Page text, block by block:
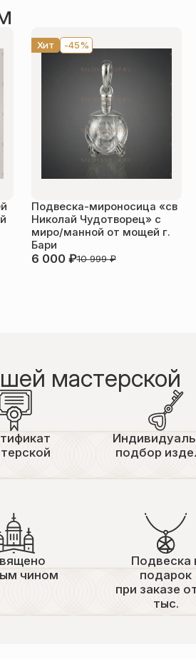
Хит -45%
Подвеска-мироносица «св
Николай Чудотворец» с
миро/манной от мощей г.
Бари
6 000 ₽10 999₽
мастерской
подбор
чином
Подвеска
подарок
при заказе
тыс.